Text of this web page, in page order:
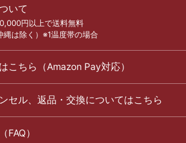
いて
円以上で送料無料
縄は除く）※1温度帯の場合
こちら（Amazon Pay対応）
セル、返品・交換についてはこちら
FAQ）